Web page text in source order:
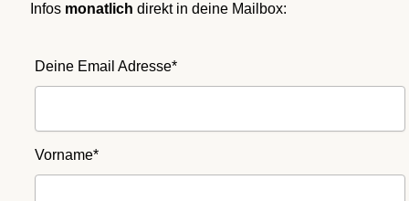
Infos monatlich direkt in deine Mailbox:
Deine Email Adresse*
Vorname*